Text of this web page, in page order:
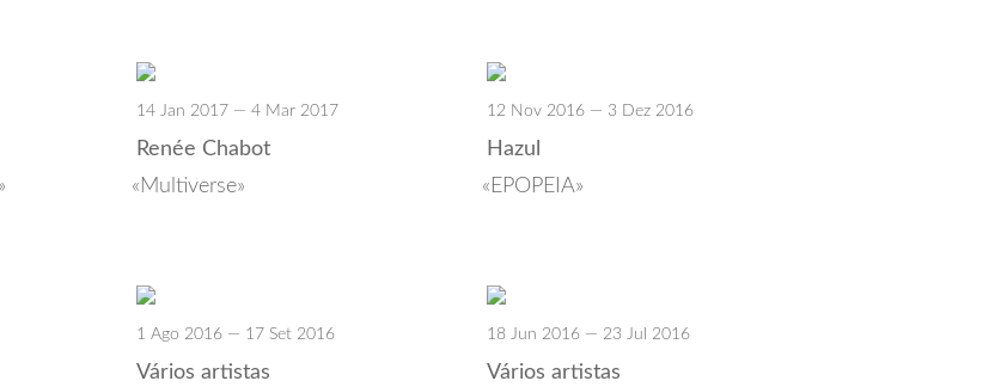
14 Jan 2017 — 4 Mar 2017
Renée Chabot
Multiverse
12 Nov 2016 — 3 Dez 2016
Hazul
EPOPEIA
1 Ago 2016 — 17 Set 2016
Vários artistas
18 Jun 2016 — 23 Jul 2016
Vários artistas